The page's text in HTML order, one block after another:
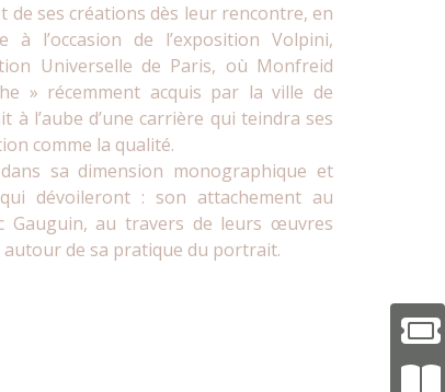
ses créations dès leur rencontre, en
à l’occasion de l’exposition Volpini,
Universelle de Paris, où Monfreid
» récemment acquis par la ville de
l’aube d’une carrière qui teindra ses
comme la qualité.
sa dimension monographique et
dévoileront : son attachement au
Gauguin, au travers de leurs œuvres
de sa pratique du portrait.